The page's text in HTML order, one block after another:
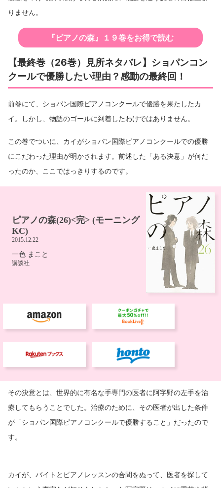
りません。
『ピアノの森』１９巻をお得で読む
【最終巻（26巻）見所ネタバレ】ショパンコン
クールで優勝したい理由？感動の最終回！
前巻にて、ショパン国際ピアノコンクールで優勝を果たしたカ
イ。しかし、物語のゴールに到着したわけではありません。
この巻でついに、カイがショパン国際ピアノコンクールでの優勝
にこだわった理由が明かされます。前述した「ある決意」が何だ
ったのか、ここではっきりするのです。
その決意とは、世界的に有名な手専門の医者に阿字野の左手を治
療してもらうことでした。治療のために、その医者が出した条件
が「ショパン国際ピアノコンクールで優勝すること」だったので
す。
カイが、バイトとピアノレッスンの合間をぬって、医者を探して